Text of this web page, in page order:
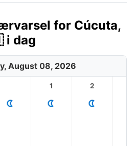
for Cúcuta,
i dag
August 08, 2026
1 2